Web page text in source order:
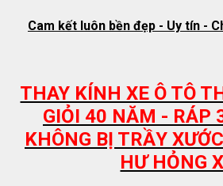
Cam kết luôn bền đẹp - Uy tín -
THAY KÍNH XE Ô TÔ
GIỎI 40 NĂM - RÁP
KHÔNG BỊ TRẦY
HƯ HỎNG